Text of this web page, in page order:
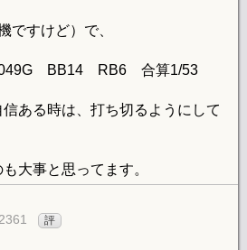
ですけど）で、
BB14 RB6 合算1/53
ある時は、打ち切るようにして
大事と思ってます。
評